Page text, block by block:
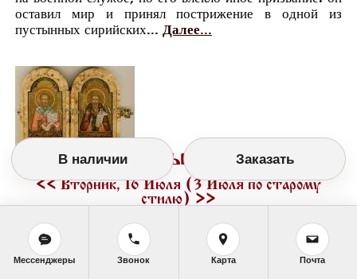
оставил мир и принял пострижение в одной из
пустынных сирийских... Далее...
Православный календарь
<<Вторник, 16 Июля (3 Июля по старому
стилю) >>
День памяти святых
В наличии Заказать
Мессенджеры Звонок Карта Почта